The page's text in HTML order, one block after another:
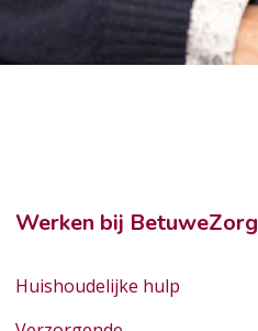
Werken bij BetuweZorg
Huishoudelijke hulp